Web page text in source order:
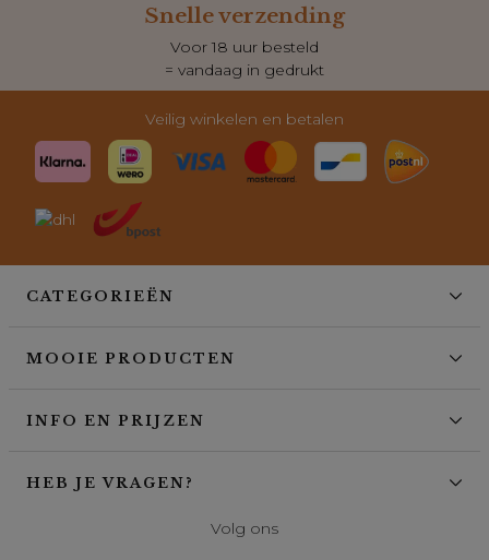
Snelle verzending
Voor 18 uur besteld
= vandaag in gedrukt
Veilig winkelen en betalen
CATEGORIEËN
MOOIE PRODUCTEN
INFO EN PRIJZEN
HEB JE VRAGEN?
Volg ons